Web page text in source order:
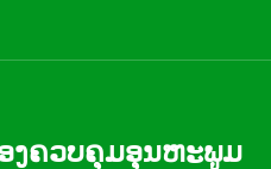
ງຄວບຄຸມອຸນຫະພູມ